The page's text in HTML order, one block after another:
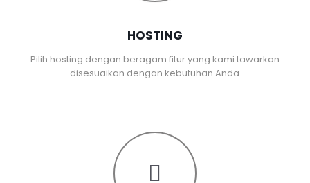
HOSTING
Pilih hosting dengan beragam fitur yang kami tawarkan
disesuaikan dengan kebutuhan Anda